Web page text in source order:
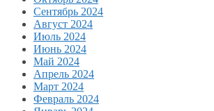
Сентябрь 2024
Август 2024
Июль 2024
Июнь 2024
Май 2024
Апрель 2024
Март 2024
Февраль 2024